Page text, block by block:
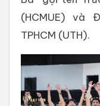
(HCMUE) và
TPHCM (UTH).